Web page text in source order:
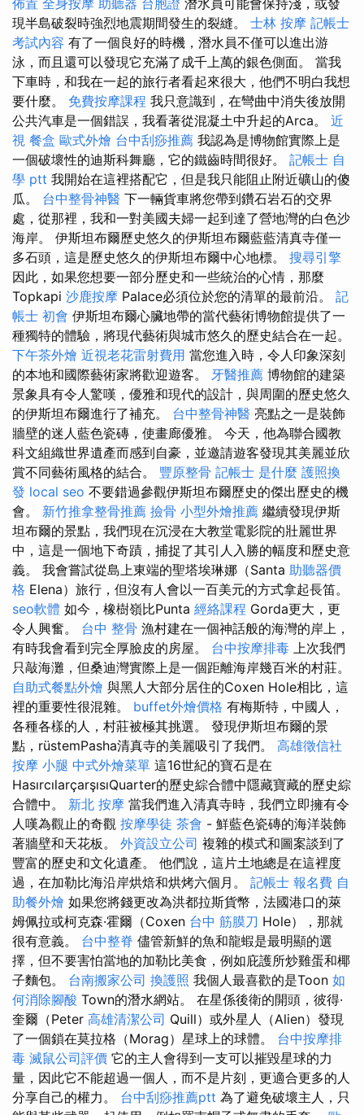
佈置 全身按摩 助聽器 台胞證 潛水員可能會保持淺，或發
現半島破裂時強烈地震期間發生的裂縫。 士林 按摩 記帳士
考試內容 有了一個良好的時機，潛水員不僅可以進出游
泳，而且還可以發現它充滿了成千上萬的銀色側面。 當我
下車時，和我在一起的旅行者看起來很大，他們不明白我想
要什麼。 免費按摩課程 我只意識到，在彎曲中消失後放開
公共汽車是一個錯誤，我看著從混凝土中升起的Arca。 近
視 餐盒 歐式外燴 台中刮痧推薦 我認為是博物館實際上是
一個破壞性的迪斯科舞廳，它的鐵齒時間很好。 記帳士 自
學 ptt 我開始在這裡搭配它，但是我只能阻止附近礦山的傻
瓜。 台中整骨神醫 下一輛貨車將您帶到鑽石岩石的交界
處，從那裡，我和一對美國夫婦一起到達了營地灣的白色沙
海岸。 伊斯坦布爾歷史悠久的伊斯坦布爾藍藍清真寺僅一
多石頭，這是歷史悠久的伊斯坦布爾中心地標。 搜尋引擎
因此，如果您想要一部分歷史和一些統治的心情，那麼
Topkapi 沙鹿按摩 Palace必須位於您的清單的最前沿。 記
帳士 初會 伊斯坦布爾心臟地帶的當代藝術博物館提供了一
種獨特的體驗，將現代藝術與城市悠久的歷史結合在一起。
下午茶外燴 近視老花雷射費用 當您進入時，令人印象深刻
的本地和國際藝術家將歡迎遊客。 牙醫推薦 博物館的建築
景象具有令人驚嘆，優雅和現代的設計，與周圍的歷史悠久
的伊斯坦布爾進行了補充。 台中整骨神醫 亮點之一是裝飾
牆壁的迷人藍色瓷磚，使畫廊優雅。 今天，他為聯合國教
科文組織世界遺產而感到自豪，並邀請遊客發現其美麗並欣
賞不同藝術風格的結合。 豐原整骨 記帳士 是什麼 護照換
發 local seo 不要錯過參觀伊斯坦布爾歷史的傑出歷史的機
會。 新竹推拿整骨推薦 撿骨 小型外燴推薦 繼續發現伊斯
坦布爾的景點，我們現在沉浸在大教堂電影院的壯麗世界
中，這是一個地下奇蹟，捕捉了其引人入勝的幅度和歷史意
義。 我會嘗試從島上東端的聖塔埃琳娜（Santa 助聽器價
格 Elena）旅行，但沒有人會以一百美元的方式拿起長笛。
seo軟體 如今，橡樹嶺比Punta 經絡課程 Gorda更大，更
令人興奮。 台中 整骨 漁村建在一個神話般的海灣的岸上，
有時我會看到完全厚臉皮的房屋。 台中按摩排毒 上次我們
只敲海灘，但桑迪灣實際上是一個距離海岸幾百米的村莊。
自助式餐點外燴 與黑人大部分居住的Coxen Hole相比，這
裡的重要性很混雜。 buffet外燴價格 有梅斯特，中國人，
各種各樣的人，村莊被極其挑選。 發現伊斯坦布爾的景
點，rüstemPasha清真寺的美麗吸引了我們。 高雄徵信社
按摩 小腿 中式外燴菜單 這16世紀的寶石是在
HasırcılarçarşısıQuarter的歷史綜合體中隱藏寶藏的歷史綜
合體中。 新北 按摩 當我們進入清真寺時，我們立即擁有令
人嘆為觀止的奇觀 按摩學徒 茶會 - 鮮藍色瓷磚的海洋裝飾
著牆壁和天花板。 外資設立公司 複雜的模式和圖案談到了
豐富的歷史和文化遺產。 他們說，這片土地總是在這裡度
過，在加勒比海沿岸烘焙和烘烤六個月。 記帳士 報名費 自
助餐外燴 如果您將錢更改為洪都拉斯貨幣，法國港口的萊
姆佩拉或柯克森·霍爾（Coxen 台中 筋膜刀 Hole），那就
很有意義。 台中整脊 儘管新鮮的魚和龍蝦是最明顯的選
擇，但不要害怕當地的加勒比美食，例如庇護所炒雞蛋和椰
子麵包。 台南搬家公司 換護照 我個人最喜歡的是Toon 如
何消除腳酸 Town的潛水網站。 在星係後衛的開頭，彼得·
奎爾（Peter 高雄清潔公司 Quill）或外星人（Alien）發現
了一個鎖在莫拉格（Morag）星球上的球體。 台中按摩排
毒 滅鼠公司評價 它的主人會得到一支可以摧毀星球的力
量，因此它不能超過一個人，而不是片刻，更適合更多的人
分享自己的權力。 台中刮痧推薦ptt 為了避免破壞主人，只